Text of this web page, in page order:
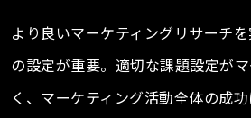
より良いマーケティングリサーチ
の設定が重要。適切な課題設定が
く、マーケティング活動全体の成